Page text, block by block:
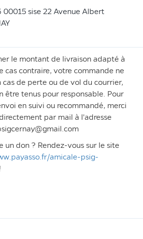
00015 sise 22 Avenue Albert
le montant de livraison adapté à
cas contraire, votre commande ne
cas de perte ou de vol du courrier,
être tenus pour responsable. Pour
en suivi ou recommandé, merci
par mail à l'adresse
un don ? Rendez-vous sur le site
amicale-psig-